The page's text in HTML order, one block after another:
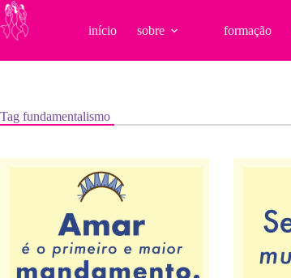
Pular
para
o
início sobre formação
Tag fundamentalismo